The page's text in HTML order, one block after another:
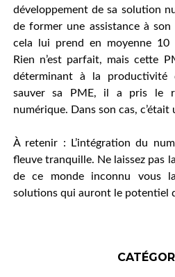
développement de sa solution
de former une assistance à
cela lui prend en moyenne 10
Rien n’est parfait, mais cette
déterminant à la productivité
sauver sa PME, il a pris le
numérique. Dans son cas, c’était
À retenir : L’intégration du
fleuve tranquille. Ne laissez pas
de ce monde inconnu vous
solutions qui auront le potentiel